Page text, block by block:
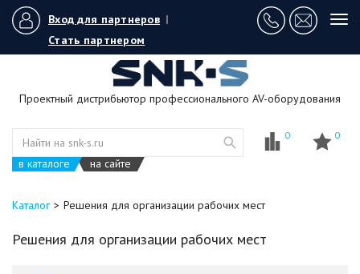
Вход для партнеров |
Стать партнером
Проектный дистрибьютор профессионального AV-оборудования
в каталоге на сайте
0 0
Каталог Решения для организации рабочих мест
Решения для организации рабочих мест